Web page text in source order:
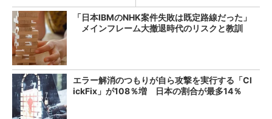
「日本IBMのNHK案件失敗は既定路線だった」
メインフレーム大撤退時代のリスクと教訓
エラー解消のつもりが自ら攻撃を実行する「Cl
ickFix」が108％増 日本の割合が最多14％